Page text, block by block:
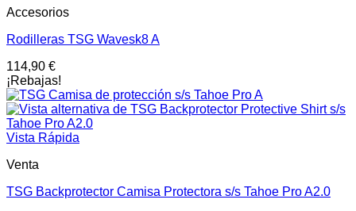
Accesorios
Rodilleras TSG Wavesk8 A
114,90 €
¡Rebajas!
Vista Rápida
Venta
TSG Backprotector Camisa Protectora s/s Tahoe Pro A2.0